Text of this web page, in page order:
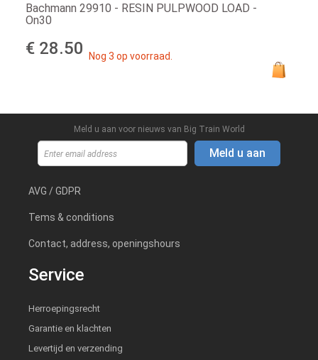
Bachmann 29910 - RESIN PULPWOOD LOAD -
On30
€ 28.50 Nog 3 op voorraad.
Meld u aan voor nieuws van Big Train World
Meld u aan
AVG / GDPR
Tems & conditions
Contact, address, openingshours
Service
Herroepingsrecht
Garantie en klachten
Levertijd en verzending